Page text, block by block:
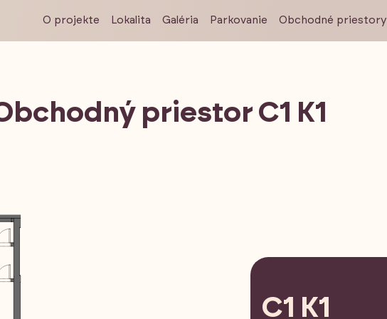
O projekte Lokalita Galéria Parkovanie Obchodné priestory
priestor C1 K1
C1 K1